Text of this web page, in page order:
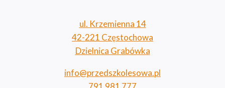
ul. Krzemienna 14
42-221 Częstochowa
Dzielnica Grabówka
info@przedszkolesowa.pl